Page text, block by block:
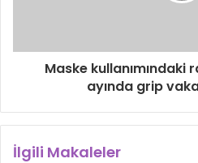
Maske
ayında grip
İlgili Makaleler